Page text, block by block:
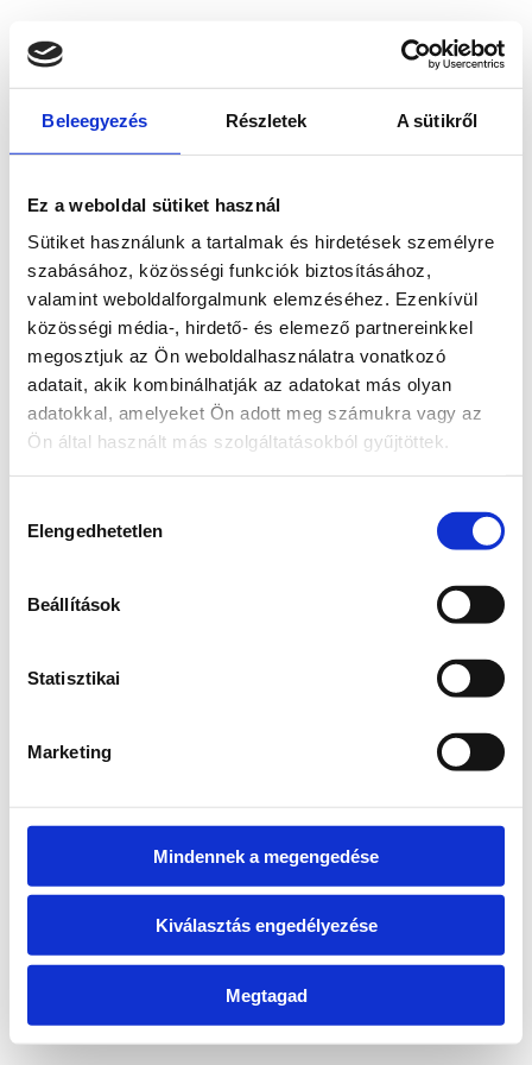
Beleegyezés Részletek A sütikről
Ez a weboldal sütiket használ
Sütiket használunk a tartalmak és hirdetések személyre
szabásához, közösségi funkciók biztosításához,
valamint weboldalforgalmunk elemzéséhez. Ezenkívül
közösségi média-, hirdető- és elemező partnereinkkel
megosztjuk az Ön weboldalhasználatra vonatkozó
adatait, akik kombinálhatják az adatokat más olyan
adatokkal, amelyeket Ön adott meg számukra vagy az
Ön által használt más szolgáltatásokból gyűjtöttek.
kiválasztása
Elengedhetetlen
Beállítások
Statisztikai
Marketing
Mindennek a megengedése
Kiválasztás engedélyezése
Megtagad
loadingwww.bicapp.hu
(see the browser console for more